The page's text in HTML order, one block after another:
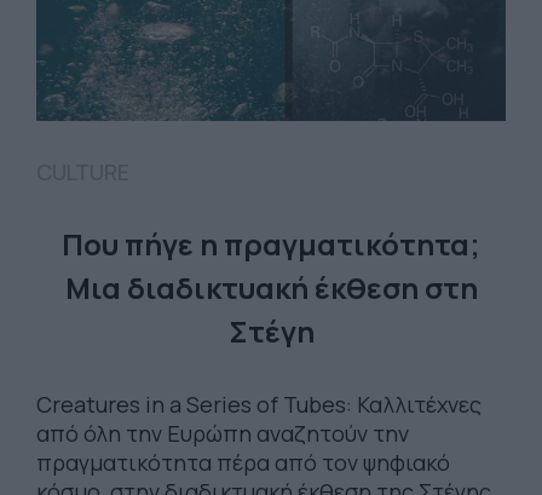
Που πήγε η πραγματικότητα;
Μια διαδικτυακή έκθεση στη
Στέγη
Creatures in a Series of Tubes: Καλλιτέχνες
από όλη την Ευρώπη αναζητούν την
πραγματικότητα πέρα από τον ψηφιακό